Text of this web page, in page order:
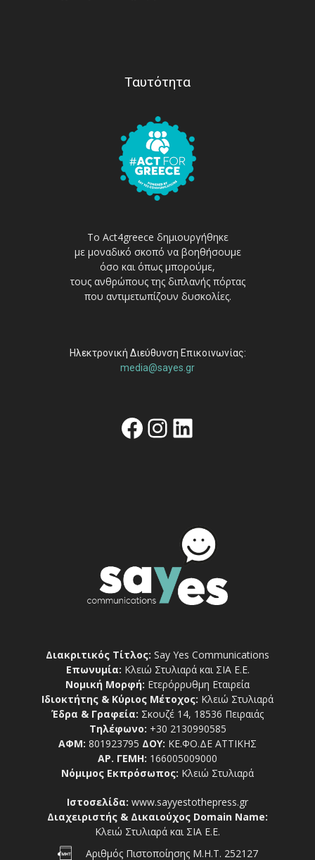
Ταυτότητα
Το Act4greece δημιουργήθηκε
με μοναδικό σκοπό να βοηθήσουμε
όσο και όπως μπορούμε,
τους ανθρώπους της διπλανής πόρτας
που αντιμετωπίζουν δυσκολίες.
Ηλεκτρονική Διεύθυνση Επικοινωνίας:
media@sayes.gr
Facebook
Instagram
Linkedin
Διακριτικός Τίτλος: Say Yes Communications
Επωνυμία: Κλειώ Στυλιαρά και ΣΙΑ Ε.Ε.
Νομική Μορφή: Ετερόρρυθμη Εταιρεία
Ιδιοκτήτης & Κύριος Μέτοχος: Κλειώ Στυλιαρά
Έδρα & Γραφεία: Σκουζέ 14, 18536 Πειραιάς
Τηλέφωνο: +30 2130990585
ΑΦΜ: 801923795 ΔΟΥ: ΚΕ.ΦΟ.ΔΕ ΑΤΤΙΚΗΣ
ΑΡ. ΓΕΜΗ: 166005009000
Νόμιμος Εκπρόσωπος: Κλειώ Στυλιαρά
Ιστοσελίδα: www.sayyestothepress.gr
Διαχειριστής & Δικαιούχος Domain Name:
Κλειώ Στυλιαρά και ΣΙΑ Ε.Ε.
Αριθμός Πιστοποίησης Μ.Η.Τ. 252127